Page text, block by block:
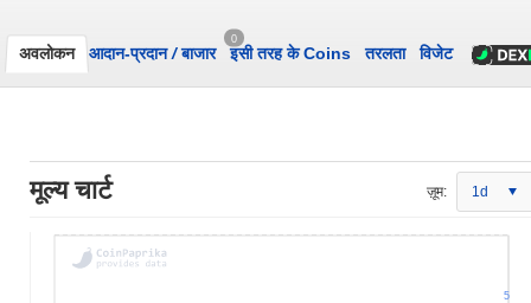
अवलोकन आदान-प्रदान/बाजार
0
इसी तरह के Coins तरलता विजेट
मूल्य चार्ट ज़ूम: 1d
5